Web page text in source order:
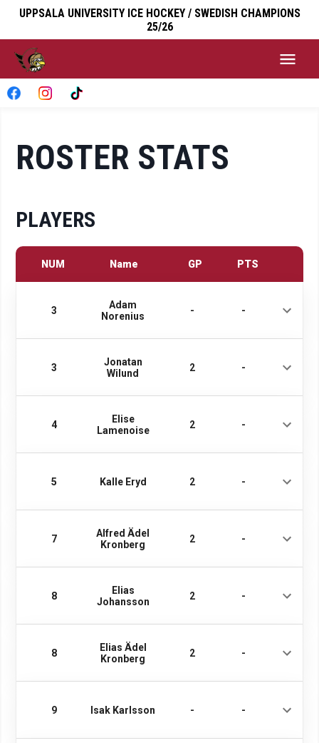
UPPSALA UNIVERSITY ICE HOCKEY / SWEDISH CHAMPIONS
25/26
ROSTER STATS
PLAYERS
NUM Name GP PTS
3
Adam
Norenius
- -
3
Jonatan
Wilund
2 -
4
Elise
Lamenoise
2 -
5 Kalle Eryd 2 -
7
Alfred Ädel
Kronberg
2 -
8
Elias
Johansson
2 -
8
Elias Ädel
Kronberg
2 -
9 Isak Karlsson - -